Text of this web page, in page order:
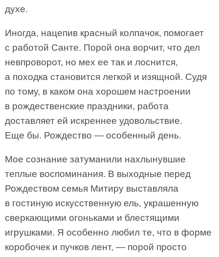
духе.
Иногда, нацепив красный колпачок, помогает
с работой Санте. Порой она ворчит, что дел
невпроворот, но мех ее так и лоснится,
а походка становится легкой и изящной. Судя
по тому, в каком она хорошем настроении
в рождественские праздники, работа
доставляет ей искреннее удовольствие.
Еще бы. Рождество — особенный день.
Мое сознание затуманили нахлынувшие
теплые воспоминания. В выходные перед
Рождеством семья Митиру выставляла
в гостиную искусственную ель, украшенную
сверкающими огоньками и блестящими
игрушками. Я особенно любил те, что в форме
коробочек и пучков лент, — порой просто